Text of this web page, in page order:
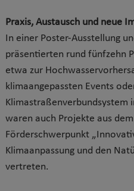
Praxis, Austausch und neue
In einer Poster-Ausstellung
präsentierten rund fünfzehn
etwa zur
klimaangepassten Events
Klimastraßenverbundsystem
waren auch Projekte aus dem
Förderschwerpunkt
Klimaanpassung und den
vertreten.